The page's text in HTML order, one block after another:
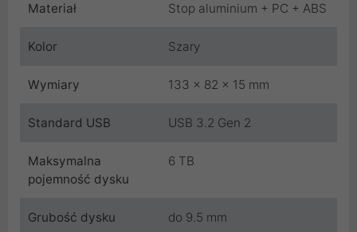
Materiał Stop aluminium + PC + ABS
Kolor Szary
Wymiary 133 x 82 x 15 mm
Standard USB USB 3.2 Gen 2
Maksymalna
pojemność dysku
6 TB
Grubość dysku do 9.5 mm